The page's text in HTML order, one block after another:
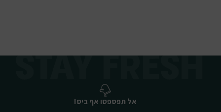
אל תפספסו אף ביס!